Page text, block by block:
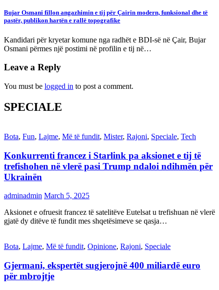
Bujar Osmani fillon angazhimin e tij për Çairin modern, funksional dhe të
pastër, publikon hartën e rallë topografike
Kandidari për kryetar komune nga radhët e BDI-së në Çair, Bujar
Osmani përmes një postimi në profilin e tij në…
Leave a Reply
You must be logged in to post a comment.
SPECIALE
Bota, Fun, Lajme, Më të fundit, Mister, Rajoni, Speciale, Tech
Konkurrenti francez i Starlink pa aksionet e tij të
trefishohen në vlerë pasi Trump ndaloi ndihmën për
Ukrainën
adminadmin March 5, 2025
Aksionet e ofruesit francez të satelitëve Eutelsat u trefishuan në vlerë
gjatë dy ditëve të fundit mes shqetësimeve se qasja…
Bota, Lajme, Më të fundit, Opinione, Rajoni, Speciale
Gjermani, ekspertët sugjerojnë 400 miliardë euro
për mbrojtje